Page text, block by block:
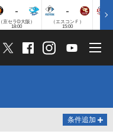
-
（京セラD大阪）
18:00
-
（エスコンＦ）
15:00
条件追加